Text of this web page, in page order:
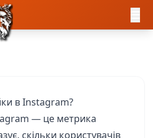
в Instagram?
— це метрика
скільки користувачів